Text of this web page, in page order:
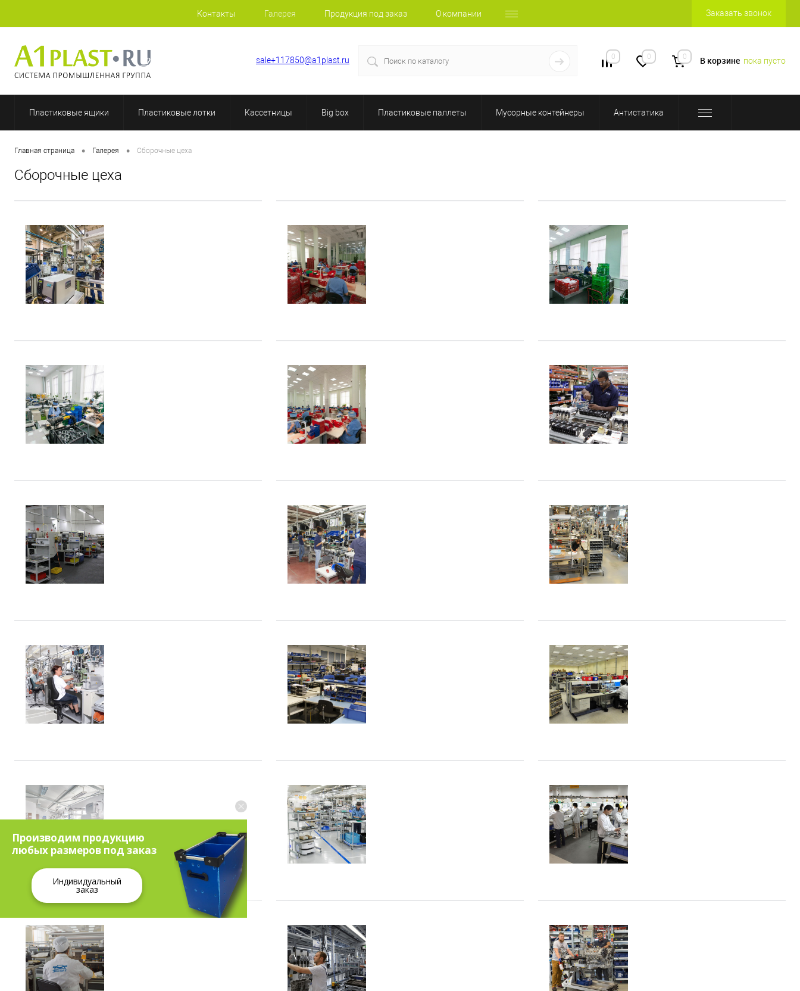
Контакты Галерея Продукция под заказ О компании Заказать звонок
+7 (812) 507-69-52 sale+117850@a1plast.ru 0 0 0 В корзине пока пусто
Пластиковые ящики Пластиковые лотки Кассетницы Big box Пластиковые паллеты Мусорные контейнеры Антистатика
Главная страница • Галерея • Сборочные цеха
Сборочные цеха
Производим продукцию
любых размеров под заказ
Индивидуальный
заказ